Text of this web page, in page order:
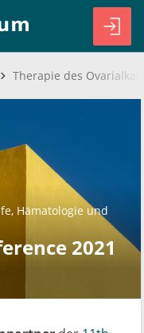
Hämatologie und
2021